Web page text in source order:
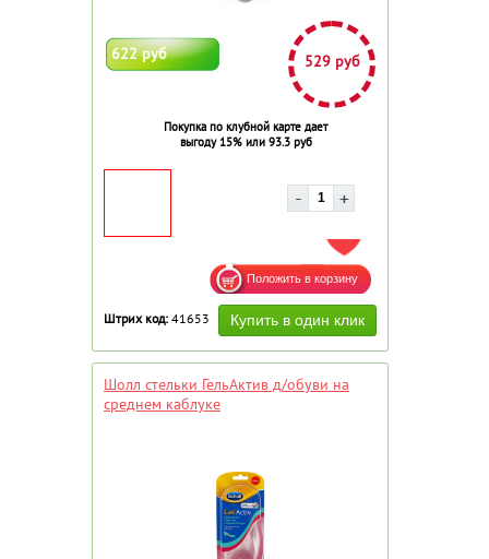
622 руб 529 руб
Покупка по клубной карте дает
выгоду 15% или 93.3 руб
ДОБАВИТЬ В ИЗБРАННОЕ
Штрих код: 41653
Шолл стельки ГельАктив д/обуви на
среднем каблуке